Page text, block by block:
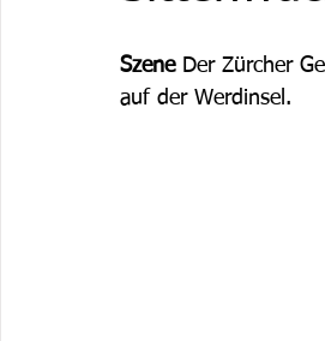
Szene Der Zürcher
auf der Werdinsel.